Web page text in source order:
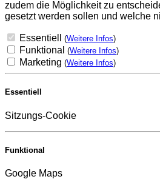
zudem die Möglichkeit zu
gesetzt werden sollen und welche
Essentiell (Weitere Infos)
Funktional (Weitere Infos)
Marketing (Weitere Infos)
Essentiell
Sitzungs-Cookie
Funktional
Google Maps